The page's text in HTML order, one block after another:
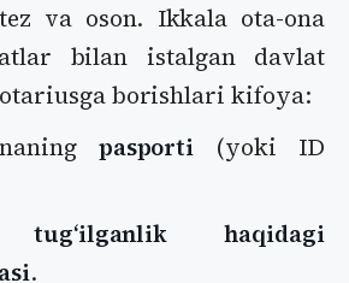
va oson. Ikkala ota-ona
bilan istalgan davlat
borishlari kifoya:
pasporti (yoki ID
tugʻilganlik haqidagi
.